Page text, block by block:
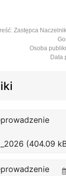
Zastępca
Osoba
Data
(404.09